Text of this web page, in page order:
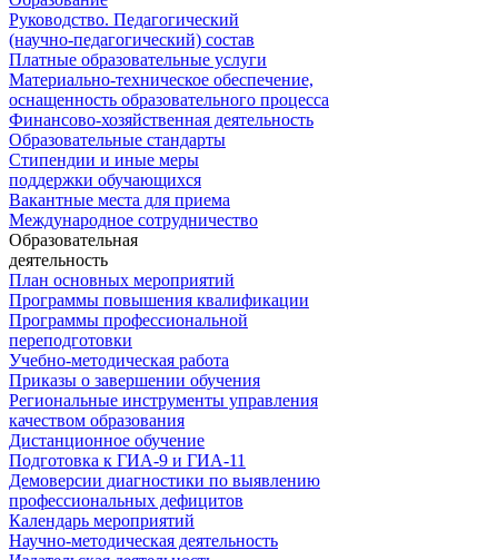
Руководство. Педагогический
(научно-педагогический) состав
Платные образовательные услуги
Материально-техническое обеспечение,
оснащенность образовательного процесса
Финансово-хозяйственная деятельность
Образовательные стандарты
Стипендии и иные меры
поддержки обучающихся
Вакантные места для приема
Международное сотрудничество
Образовательная
деятельность
План основных мероприятий
Программы повышения квалификации
Программы профессиональной
переподготовки
Учебно-методическая работа
Приказы о завершении обучения
Региональные инструменты управления
качеством образования
Дистанционное обучение
Подготовка к ГИА-9 и ГИА-11
Демоверсии диагностики по выявлению
профессиональных дефицитов
Календарь мероприятий
Научно-методическая деятельность